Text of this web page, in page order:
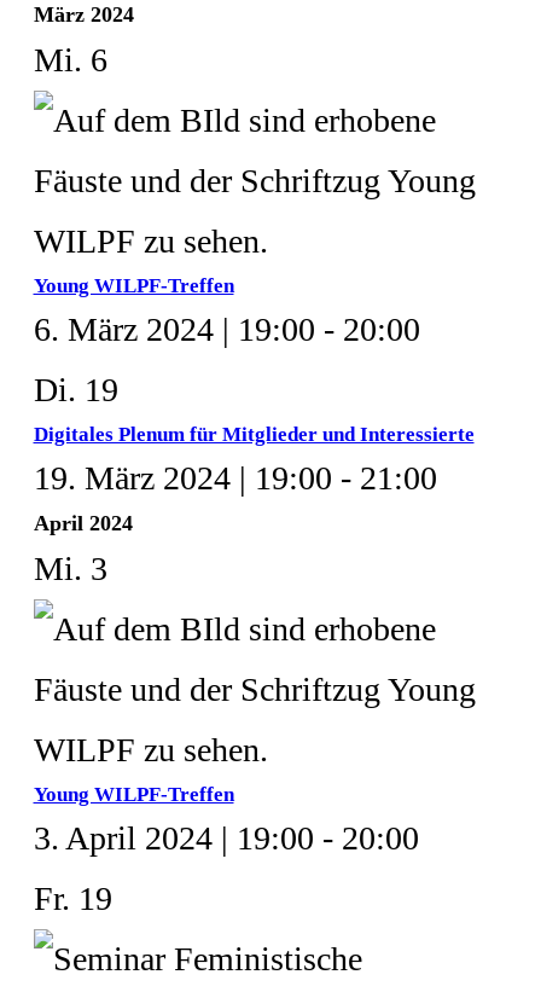
März 2024
Mi. 6
Young WILPF-Treffen
6. März 2024 | 19:00 - 20:00
Di. 19
Digitales Plenum für Mitglieder und Interessierte
19. März 2024 | 19:00 - 21:00
April 2024
Mi. 3
Young WILPF-Treffen
3. April 2024 | 19:00 - 20:00
Fr. 19